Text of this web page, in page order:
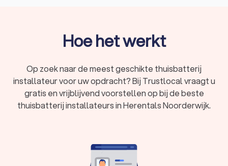
hebben een gemiddelde Trustlocal-score van een 9,
professionele en veilige installatie. Lees de ervaringen van
anderen in maar liefst 4,693 reviews, vraag offertes aan en
kies eenvoudig de beste thuisbatterij-installateur.
om zelf opgewekte stroom op te slaan. Gewoonlijk stroomt
overtollige zonne-energie rechtstreeks naar het
Hoe het werkt
Op zoek naar de meest geschikte thuisbatterij
installateur voor uw opdracht? Bij Trustlocal vraagt u
gratis en vrijblijvend voorstellen op bij de beste
thuisbatterij installateurs in Herentals Noorderwijk.